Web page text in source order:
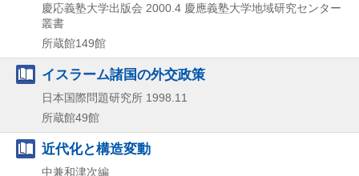
慶応義塾大学出版会 2000.4 慶應義塾大学地域研究センター
叢書
所蔵館149館
イスラーム諸国の外交政策
日本国際問題研究所 1998.11
所蔵館49館
近代化と構造変動
中兼和津次編